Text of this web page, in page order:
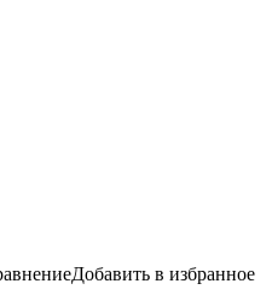
Добавить в избранное